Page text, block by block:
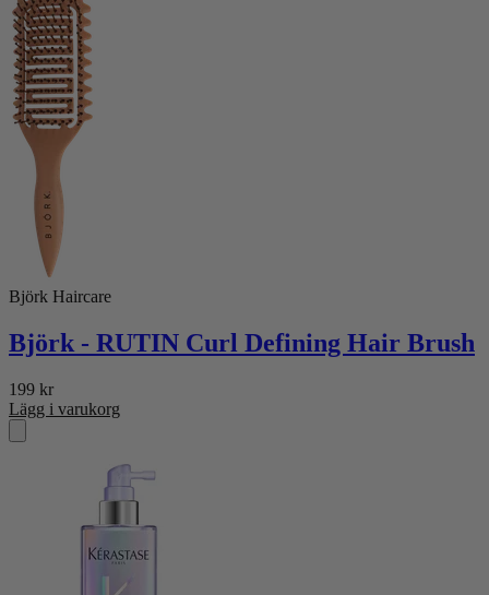
Björk Haircare
Björk - RUTIN Curl Defining Hair Brush
199 kr
Lägg i varukorg